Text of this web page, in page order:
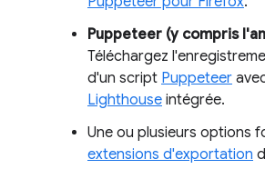
Puppeteer (y compris
Téléchargez
d'un script Puppeteer
Lighthouse intégrée.
Une ou plusieurs options
extensions d'exportation